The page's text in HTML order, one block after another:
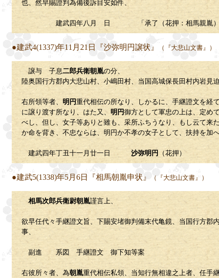
也、然早賜證判為備後訴目安如件、
建武四年八月 日 「承了（花押：相馬親胤）
●建武4(1337)年11月21日『沙弥明円譲状』 （『大悲山文書』）
譲与 子息二郎兵衛朝胤の分、
陸奥国行方郡内大悲山村、小嶋田村、当国高城保長田村内岩見
右所領等者、 明円重代相伝の所なり、しかるに、手継證文を経
に譲り渡す所なり、はた又、 明円御方として軍忠の上は、定め
べし、但し、女子等ありと雖も、采所ふちうなり、もし云て来
か命を背き、不忠ならは、明円か不孝の女子として、扶持を加
建武四年丁丑十一月廿一日 沙弥明円 （花押）
●建武5(1338)年5月6日『相馬朝胤申状』 （『大悲山文書』）
相馬次郎兵衛尉朝胤謹言上、
欲早任代々手継證文旨、下賜安堵御判備末代亀鏡、当国行方郡
事、
副進 系図 手継證文 御下知等案
右彼所々者、為朝胤重代相伝私領、当知行無相違之上者、任手